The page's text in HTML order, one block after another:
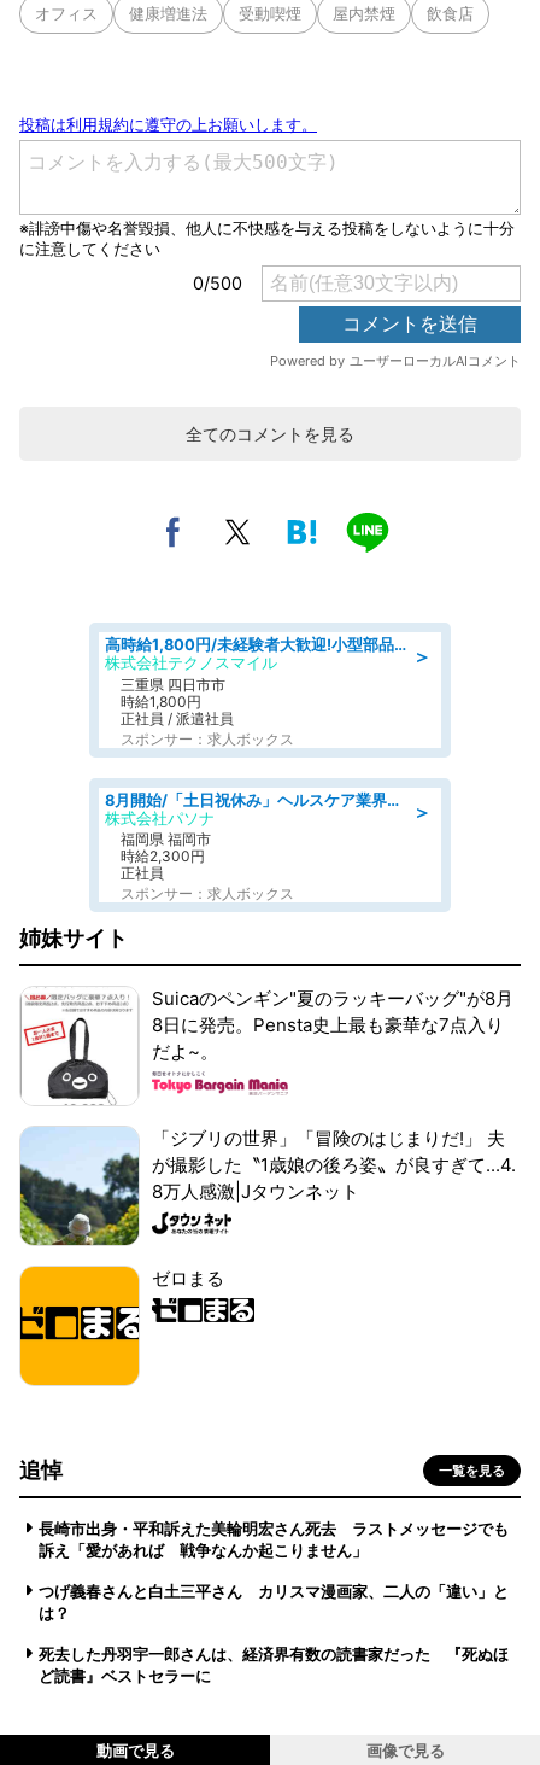
オフィス 健康増進法 受動喫煙 屋内禁煙 飲食店
全てのコメントを見る
＞
高時給1,800円/未経験者大歓迎!小型部品の加工業務 denso aichi
株式会社テクノスマイル
三重県 四日市市
時給1,800円
正社員 / 派遣社員
スポンサー：求人ボックス
＞
8月開始/「土日祝休み」ヘルスケア業界の産業保健師/高時給/未経験OK/要資格:保健師、正看護師
株式会社パソナ
福岡県 福岡市
時給2,300円
正社員
スポンサー：求人ボックス
姉妹サイト
Suicaのペンギン"夏のラッキーバッグ"が8月
8日に発売。Pensta史上最も豪華な7点入り
だよ~。
「ジブリの世界」「冒険のはじまりだ!」 夫
が撮影した〝1歳娘の後ろ姿〟が良すぎて...4.
8万人感激|Jタウンネット
ゼロまる
追悼 一覧を見る
長崎市出身・平和訴えた美輪明宏さん死去 ラストメッセージでも
訴え「愛があれば 戦争なんか起こりません」
つげ義春さんと白土三平さん カリスマ漫画家、二人の「違い」と
は？
死去した丹羽宇一郎さんは、経済界有数の読書家だった 『死ぬほ
ど読書』ベストセラーに
動画で見る 画像で見る